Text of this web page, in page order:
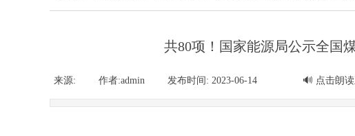
共80项！国家能源局公示全国
来源: 作者:admin 发布时间: 2023-06-14 🔊 点击朗
新闻 人才 直播 讲堂